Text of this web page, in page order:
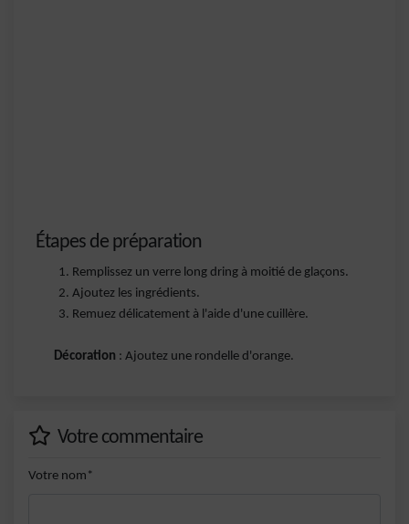
Étapes de préparation
Remplissez un verre long dring à moitié de glaçons.
Ajoutez les ingrédients.
Remuez délicatement à l'aide d'une cuillère.
Décoration : Ajoutez une rondelle d'orange.
Votre commentaire
Votre nom*